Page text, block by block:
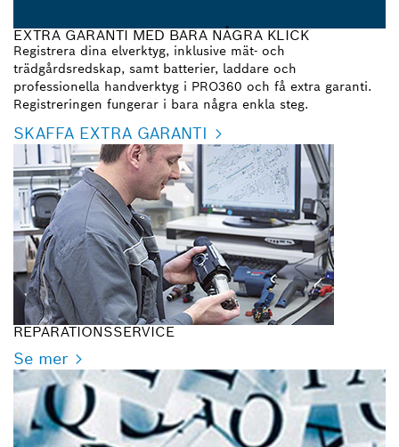
EXTRA GARANTI MED BARA NÅGRA KLICK
Registrera dina elverktyg, inklusive mät- och
trädgårdsredskap, samt batterier, laddare och
professionella handverktyg i PRO360 och få extra garanti.
Registreringen fungerar i bara några enkla steg.
SKAFFA EXTRA GARANTI
REPARATIONSSERVICE
Se mer